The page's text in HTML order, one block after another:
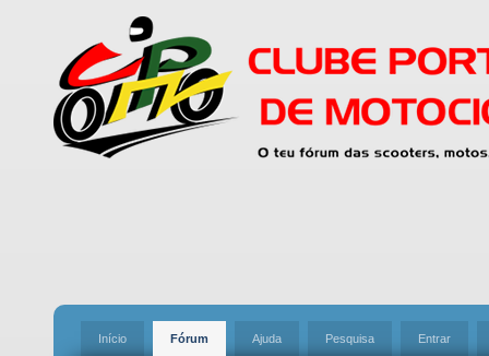
Início Fórum Ajuda Pesquisa Entrar